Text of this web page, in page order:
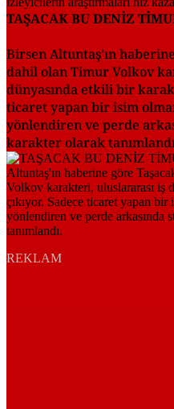
TAŞACAK BU DENİZ
Birsen Altuntaş'ın
dahil olan Timur Volkov
dünyasında etkili bir
ticaret yapan bir isim
yönlendiren ve perde
karakter olarak
REKLAM